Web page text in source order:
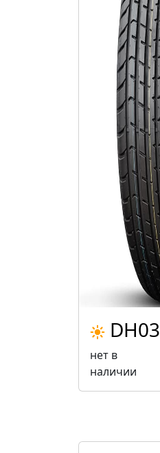
DH03
нет в
наличии